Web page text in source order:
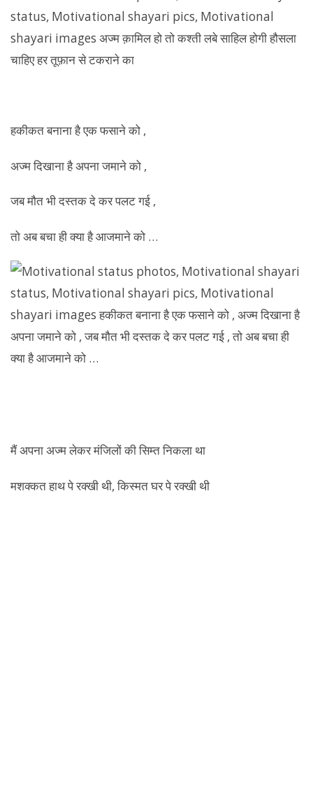
हकीकत बनाना है एक फसाने को ,
अज्म दिखाना है अपना जमाने को ,
जब मौत भी दस्तक दे कर पलट गई ,
तो अब बचा ही क्या है आजमाने को …
मैं अपना अज्म लेकर मंजिलों की सिम्त निकला था
मशक्कत हाथ पे रक्खी थी, किस्मत घर पे रक्खी थी